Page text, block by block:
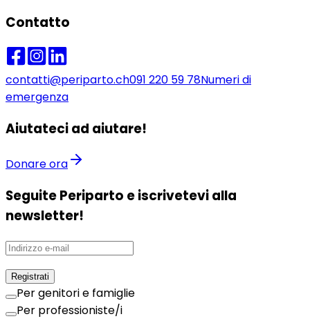
Contatto
contatti@periparto.ch091 220 59 78Numeri di
emergenza
Aiutateci ad aiutare!
Donare ora
Seguite Periparto e iscrivetevi alla
newsletter!
Registrati
Per genitori e famiglie
Per professioniste/i